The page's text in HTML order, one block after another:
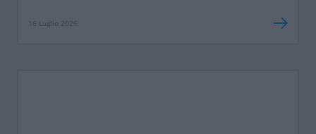
16 Luglio 2026